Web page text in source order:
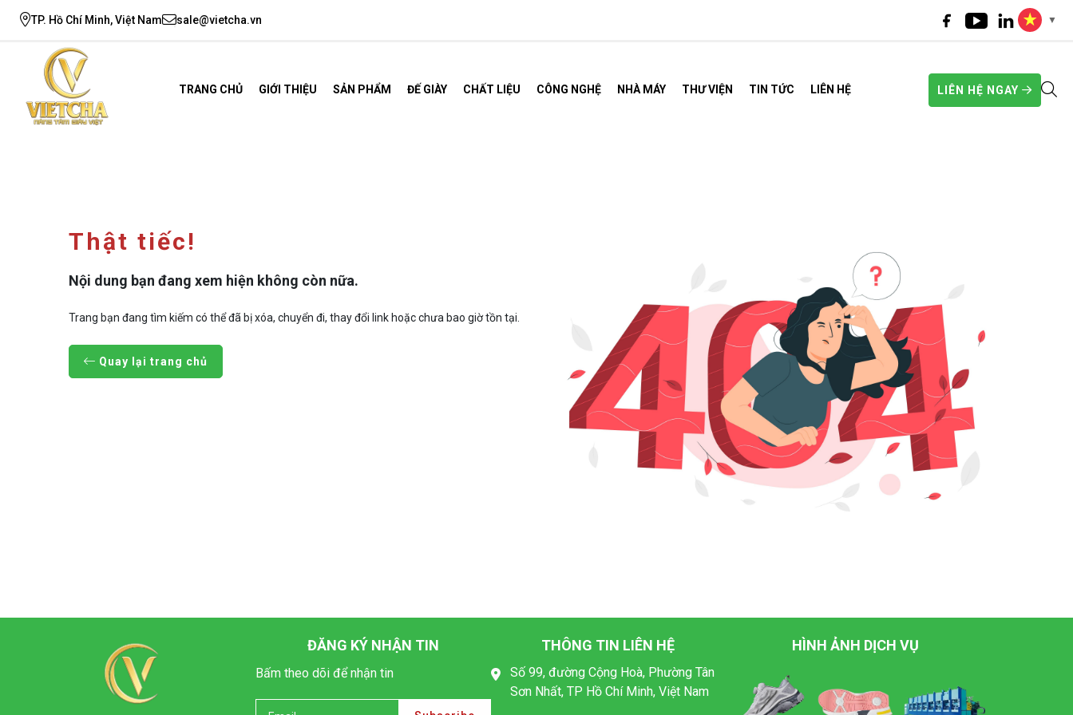
TP. Hồ Chí Minh, Việt Nam sale@vietcha.vn ▼
TRANG CHỦ GIỚI THIỆU SẢN PHẨM ĐẾ GIÀY CHẤT LIỆU CÔNG NGHỆ NHÀ MÁY THƯ VIỆN TIN TỨC LIÊN HỆ LIÊN HỆ NGAY
Thật tiếc!
Nội dung bạn đang xem hiện không còn nữa.
Trang bạn đang tìm kiếm có thể đã bị xóa, chuyển đi, thay đổi link hoặc chưa bao giờ tồn tại.
Quay lại trang chủ
ĐĂNG KÝ NHẬN TIN
Bấm theo dõi để nhận tin
THÔNG TIN LIÊN HỆ
Số 99, đường Cộng Hoà, Phường Tân
Sơn Nhất, TP Hồ Chí Minh, Việt Nam
HÌNH ẢNH DỊCH VỤ